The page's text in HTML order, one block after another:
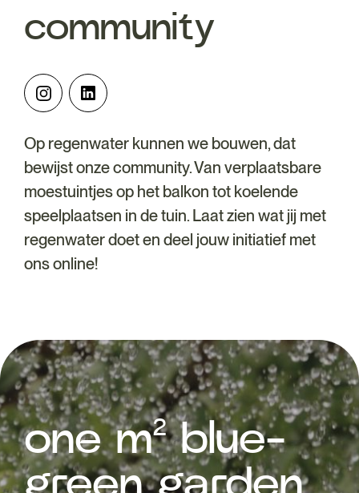
community
Op regenwater kunnen we bouwen, dat
bewijst onze community. Van verplaatsbare
moestuintjes op het balkon tot koelende
speelplaatsen in de tuin. Laat zien wat jij met
regenwater doet en deel jouw initiatief met
ons online!
one m² blue-